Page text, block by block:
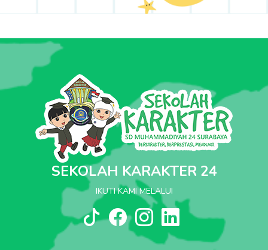
SEKOLAH KARAKTER 24
IKUTI KAMI MELALUI